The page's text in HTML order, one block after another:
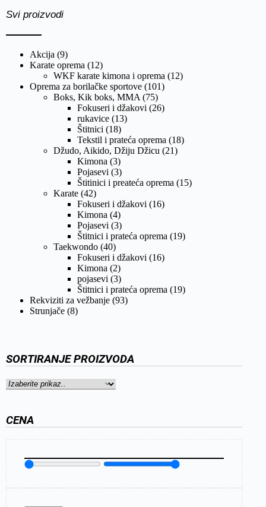
Svi proizvodi
Akcija (9)
Karate oprema (12)
WKF karate kimona i oprema (12)
Oprema za borilačke sportove (101)
Boks, Kik boks, MMA (75)
Fokuseri i džakovi (26)
rukavice (13)
Štitnici (18)
Tekstil i prateća oprema (18)
Džudo, Aikido, Džiju Džicu (21)
Kimona (3)
Pojasevi (3)
Štitinici i preateća oprema (15)
Karate (42)
Fokuseri i džakovi (16)
Kimona (4)
Pojasevi (3)
Štitnici i prateća oprema (19)
Taekwondo (40)
Fokuseri i džakovi (16)
Kimona (2)
pojasevi (3)
Štitnici i prateća oprema (19)
Rekviziti za vežbanje (93)
Strunjače (8)
SORTIRANJE PROIZVODA
CENA